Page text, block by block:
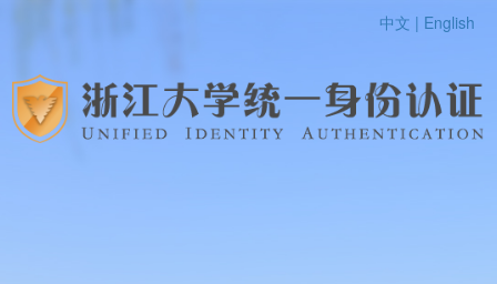
中文 | English